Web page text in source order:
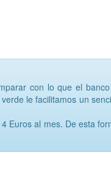
con lo que el
le facilitamos un
Euros al mes. De esta